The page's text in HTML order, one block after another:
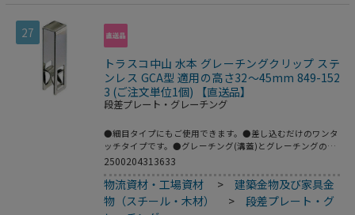
27
トラスコ中山 水本 グレーチングクリップ ステ
ンレス GCA型 適用の高さ32～45mm 849-152
3 (ご注文単位1個) 【直送品】
段差プレート・グレーチング
●細目タイプにもご使用できます。●差し込むだけのワンタ
ッチタイプです。●グレーチング(溝蓋)とグレーチングの隣
合った部分にはめ込み、連結させる事で、衝撃による跳ね上
●W(mm)：20●L(mm)：70●T(mm)：1.5●適用の高さ
(mm)：32～45●W1(mm)：16●H(mm)：47.5●材質：ステ
ンレス(SUS304)●仕上げ：バレル研磨仕上げ
2500204313633
物流資材・工場資材 >建築金物及び家具金
物（スチール・木材）
>段差プレート・グ